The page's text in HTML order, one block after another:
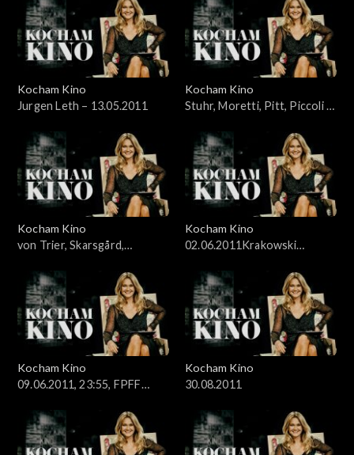
Kocham Kino
Jurgen Leth – 13.05.2011
Kocham Kino
Stuhr, Moretti, Pitt, Piccoli –
Kocham Kino
von Trier, Skarsgård,
Kocham Kino
02.06.2011Krakowski
Kocham Kino
09.06.2011, 23:55, FPFF
Kocham Kino
30.08.2011